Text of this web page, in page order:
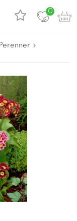
0
Perenner